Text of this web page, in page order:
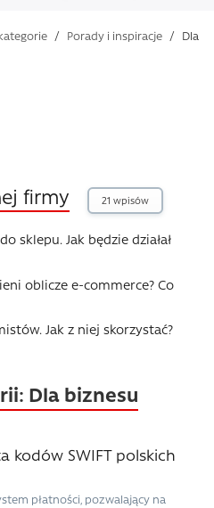
/ Porady i inspiracje / Dla
firmy 21 wpisów
sklepu. Jak będzie działał
oblicze e-commerce? Co
Jak z niej skorzystać?
Dla biznesu
kodów SWIFT polskich
płatności, pozwalający na